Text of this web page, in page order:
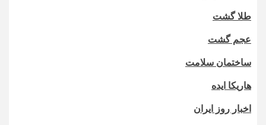
طلا گشت
عجم گشت
ساختمان سلامت
هاریکا ایده
اخبار روز ایران